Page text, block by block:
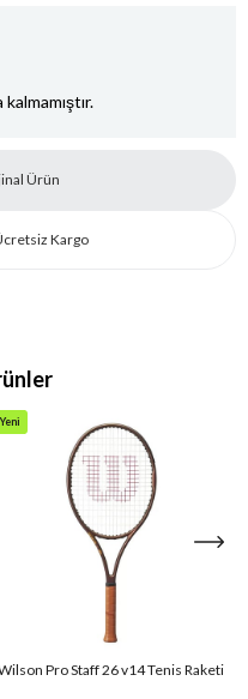
Ürün
Kargo
Pro Staff 26 v14 Tenis Raketi
Yeni